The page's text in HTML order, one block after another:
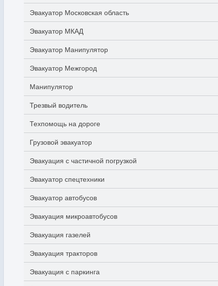
Эвакуатор Московская область
Эвакуатор МКАД
Эвакуатор Манипулятор
Эвакуатор Межгород
Манипулятор
Трезвый водитель
Техпомощь на дороге
Грузовой эвакуатор
Эвакуация с частичной погрузкой
Эвакуатор спецтехники
Эвакуатор автобусов
Эвакуация микроавтобусов
Эвакуация газелей
Эвакуация тракторов
Эвакуация с паркинга